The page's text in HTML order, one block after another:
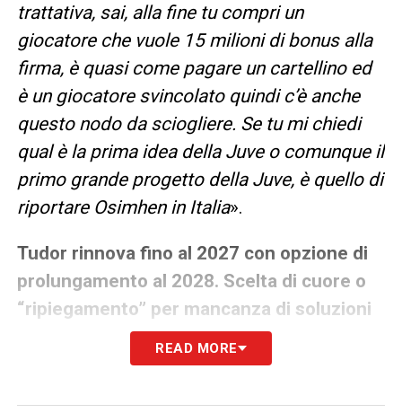
trattativa, sai, alla fine tu compri un
giocatore che vuole 15 milioni di bonus alla
firma, è quasi come pagare un cartellino ed
è un giocatore svincolato quindi c’è anche
questo nodo da sciogliere. Se tu mi chiedi
qual è la prima idea della Juve o comunque il
primo grande progetto della Juve, è quello di
riportare Osimhen in Italia».
Tudor rinnova fino al 2027 con opzione di
prolungamento al 2028. Scelta di cuore o
“ripiegamento” per mancanza di soluzioni
valide al croato?
Sai allora Elkann voleva Conte, di fronte a
READ MORE